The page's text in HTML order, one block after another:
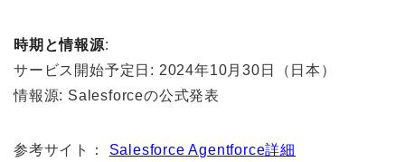
時期と情報源:
サービス開始予定日: 2024年10月30日（日本）
情報源: Salesforceの公式発表
参考サイト： Salesforce Agentforce詳細